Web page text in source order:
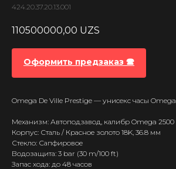
424.20.37.20.13.001
110500000,00 UZS
Оформить предзаказ 🕿
Omega De Ville Prestige — унисекс часы Omega.
Механизм: Автоподзавод, калибр Omega 2500
Корпус: Сталь / Красное золото 18K, 36.8 мм
Стекло: Сапфировое
Водозащита: 3 bar (30 m/100 ft)
Запас хода: до 48 часов